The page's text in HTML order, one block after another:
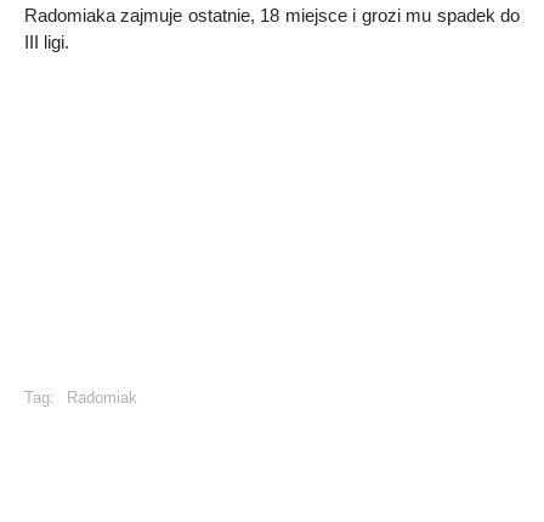
Radomiaka zajmuje ostatnie, 18 miejsce i grozi mu spadek do
III ligi.
Tag: Radomiak